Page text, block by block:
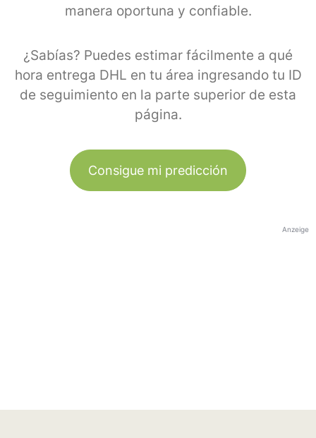
manera oportuna y confiable.
¿Sabías? Puedes estimar fácilmente a qué
hora entrega DHL en tu área ingresando tu ID
de seguimiento en la parte superior de esta
página.
Consigue mi predicción
Anzeige